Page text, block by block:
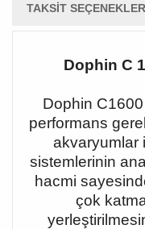
TAKSIT
Dophin C
Dophin C1600
performans
akvaryumlar
sistemlerinin
hacmi
çok